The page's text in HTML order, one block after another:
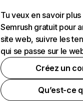
Tu veux en savoir
Semrush gratuit pour
site web, suivre les
qui se passe sur le
Créez un
Qu’est-ce